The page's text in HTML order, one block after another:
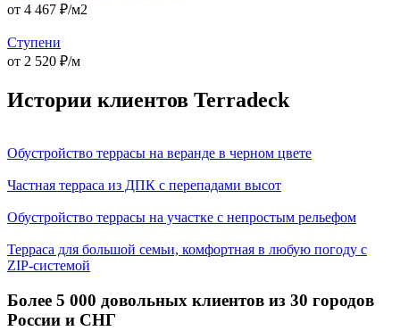
от 4 467 ₽/м2
Ступени
от 2 520 ₽/м
Истории клиентов Terradeck
Обустройство террасы на веранде в черном цвете
Частная терраса из ДПК с перепадами высот
Обустройство террасы на участке с непростым рельефом
Терраса для большой семьи, комфортная в любую погоду с
ZIP-системой
Более 5 000 довольных клиентов из 30 городов
России и СНГ